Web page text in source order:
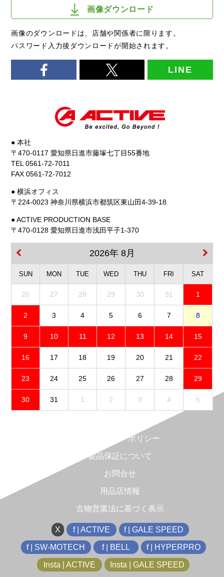
画像ダウンロード
画像のダウンロードは、店舗や関係者に限ります。
パスワード入力後ダウンロードが開始されます。
LINE
● 本社
〒470-0117 愛知県日進市藤塚七丁目55番地
TEL 0561-72-7011
FAX 0561-72-7012
● 横浜オフィス
〒224-0023 神奈川県横浜市都筑区東山田4-39-18
● ACTIVE PRODUCTION BASE
〒470-0128 愛知県日進市浅田平子1-370
2026年 8月
SUN MON TUE WED THU FRI SAT
26 27 28 29 30 31 1
2 3 4 5 6 7 8
9 10 11 12 13 14 15
16 17 18 19 20 21 22
23 24 25 26 27 28 29
30 31 1 2 3 4 5
プライバシーポリシー
製品保証について
お問合せ
用品店情報
古物営業法に基づく表示
X f | ACTIVE f | GALE SPEED
f | SW-MOTECH f | BELL f | HYPERPRO
Insta | ACTIVE Insta | GALE SPEED